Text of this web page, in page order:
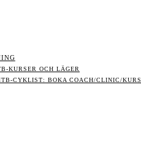
KURSER OCH LÄGER
CYKLIST: BOKA COACH/CLINIC/KURS